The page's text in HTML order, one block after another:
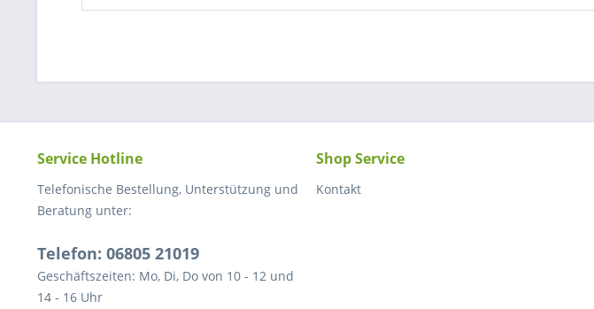
Service Hotline
Telefonische Bestellung, Unterstützung und
Beratung unter:
Telefon: 06805 21019
Geschäftszeiten: Mo, Di, Do von 10 - 12 und
14 - 16 Uhr
Shop Service
Kontakt